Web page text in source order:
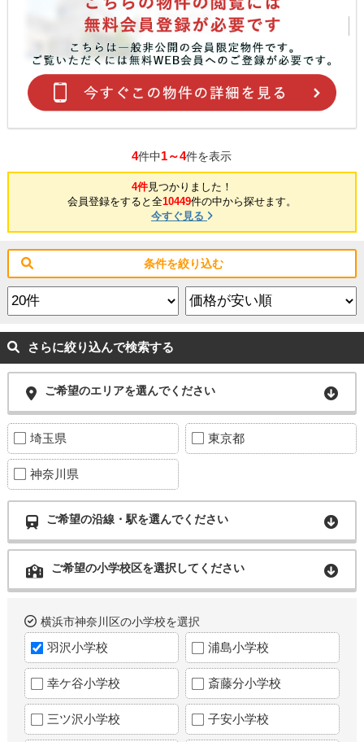
4件中1～4件を表示
4件見つかりました！
会員登録をすると全10449件の中から探せます。
今すぐ見る
条件を絞り込む
さらに絞り込んで検索する
ご希望のエリアを選んでください
埼玉県 東京都
神奈川県
ご希望の沿線・駅を選んでください
ご希望の小学校区を選択してください
横浜市神奈川区の小学校を選択
羽沢小学校 浦島小学校
幸ケ谷小学校 斎藤分小学校
三ツ沢小学校 子安小学校